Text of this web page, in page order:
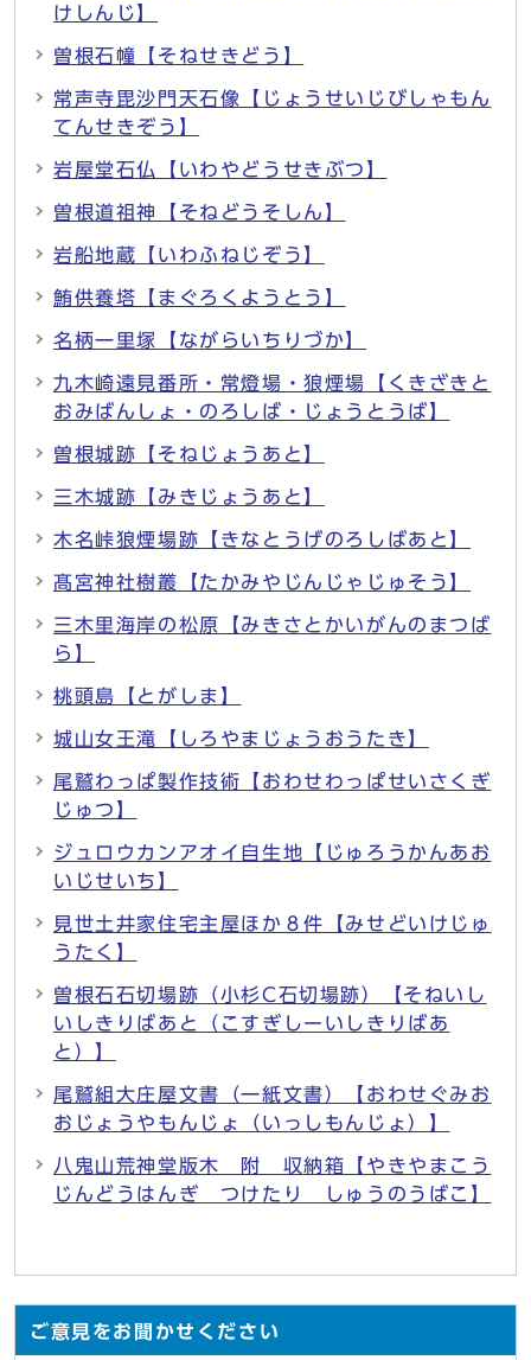
けしんじ】
曽根石幢【そねせきどう】
常声寺毘沙門天石像【じょうせいじびしゃもん
てんせきぞう】
岩屋堂石仏【いわやどうせきぶつ】
曽根道祖神【そねどうそしん】
岩船地蔵【いわふねじぞう】
鮪供養塔【まぐろくようとう】
名柄一里塚【ながらいちりづか】
九木崎遠見番所・常燈場・狼煙場【くきざきと
おみばんしょ・のろしば・じょうとうば】
曽根城跡【そねじょうあと】
三木城跡【みきじょうあと】
木名峠狼煙場跡【きなとうげのろしばあと】
髙宮神社樹叢【たかみやじんじゃじゅそう】
三木里海岸の松原【みきさとかいがんのまつば
ら】
桃頭島【とがしま】
城山女王滝【しろやまじょうおうたき】
尾鷲わっぱ製作技術【おわせわっぱせいさくぎ
じゅつ】
ジュロウカンアオイ自生地【じゅろうかんあお
いじせいち】
見世土井家住宅主屋ほか８件【みせどいけじゅ
うたく】
曽根石石切場跡（小杉C石切場跡）【そねいし
いしきりばあと（こすぎしーいしきりばあ
と）】
尾鷲組大庄屋文書（一紙文書）【おわせぐみお
おじょうやもんじょ（いっしもんじょ）】
八鬼山荒神堂版木 附 収納箱【やきやまこう
じんどうはんぎ つけたり しゅうのうばこ】
ご意見をお聞かせください